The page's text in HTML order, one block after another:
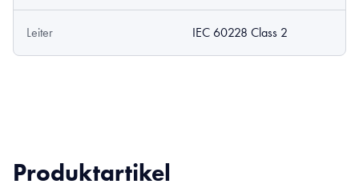
Leiter IEC 60228 Class 2
Produktartikel